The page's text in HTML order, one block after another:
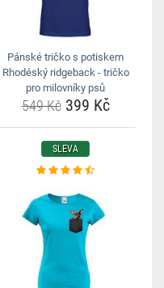
Pánské tričko s potiskem
Rhodéský ridgeback - tričko
pro milovníky psů
549 Kč399 Kč
SLEVA